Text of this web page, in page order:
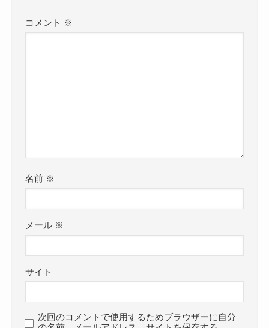
コメント ※
名前 ※
メール ※
サイト
次回のコメントで使用するためブラウザーに自分